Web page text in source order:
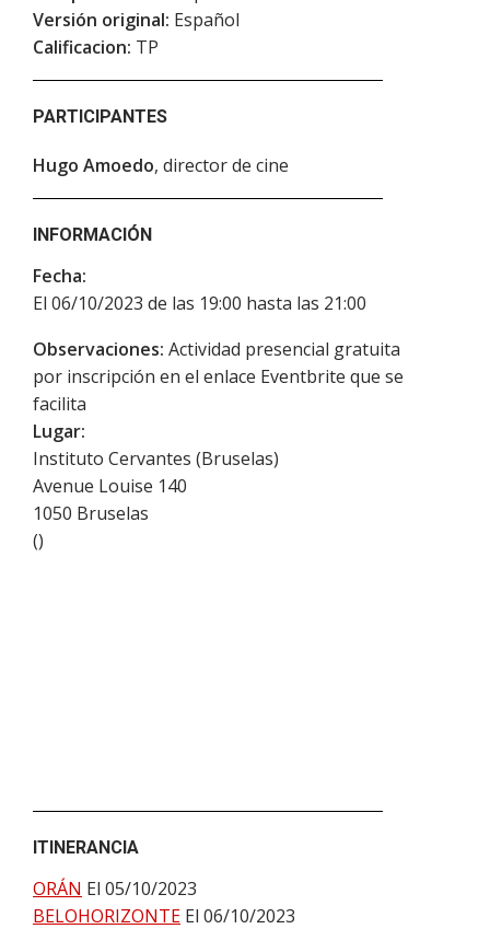
Versión original: Español
Calificacion: TP
PARTICIPANTES
Hugo Amoedo, director de cine
INFORMACIÓN
Fecha:
El 06/10/2023 de las 19:00 hasta las 21:00
Observaciones: Actividad presencial gratuita
por inscripción en el enlace Eventbrite que se
facilita
Lugar:
Instituto Cervantes (Bruselas)
Avenue Louise 140
1050 Bruselas
()
ITINERANCIA
ORÁN El 05/10/2023
BELOHORIZONTE El 06/10/2023